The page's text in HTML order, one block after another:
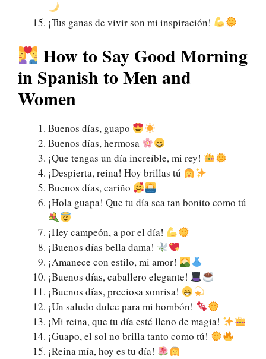
¡Tus ganas de vivir son mi inspiración!
How to Say Good Morning
in Spanish to Men and
Women
Buenos días, guapo
Buenos días, hermosa
¡Que tengas un día increíble, mi rey!
¡Despierta, reina! Hoy brillas tú
Buenos días, cariño
¡Hola guapa! Que tu día sea tan bonito como tú
¡Hey campeón, a por el día!
¡Buenos días bella dama!
¡Amanece con estilo, mi amor!
¡Buenos días, caballero elegante!
¡Buenos días, preciosa sonrisa!
¡Un saludo dulce para mi bombón!
¡Mi reina, que tu día esté lleno de magia!
¡Guapo, el sol no brilla tanto como tú!
¡Reina mía, hoy es tu día!